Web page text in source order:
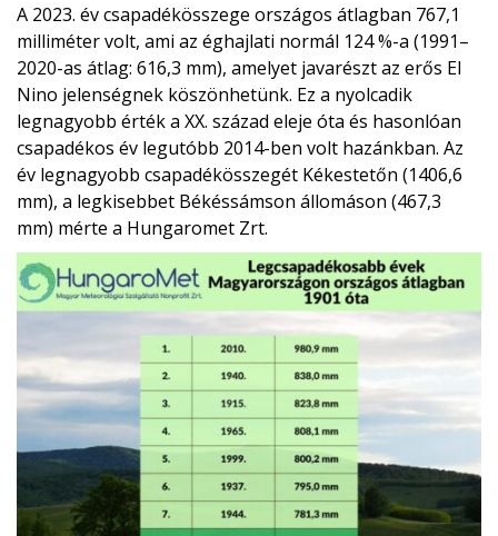
A 2023. év csapadékösszege országos átlagban 767,1
milliméter volt, ami az éghajlati normál 124 %-a (1991–
2020-as átlag: 616,3 mm), amelyet javarészt az erős El
Nino jelenségnek köszönhetünk. Ez a nyolcadik
legnagyobb érték a XX. század eleje óta és hasonlóan
csapadékos év legutóbb 2014-ben volt hazánkban. Az
év legnagyobb csapadékösszegét Kékestetőn (1406,6
mm), a legkisebbet Békéssámson állomáson (467,3
mm) mérte a Hungaromet Zrt.